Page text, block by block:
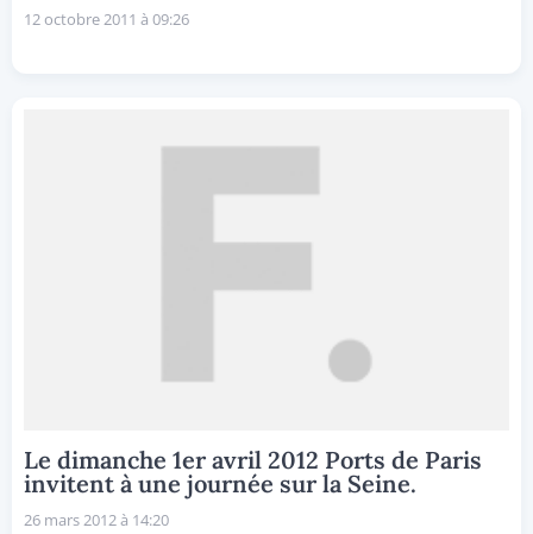
12 octobre 2011 à 09:26
Le dimanche 1er avril 2012 Ports de Paris
invitent à une journée sur la Seine.
26 mars 2012 à 14:20